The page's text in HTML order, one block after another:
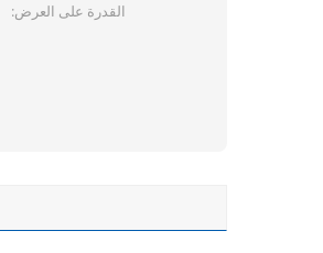
القدرة على العرض: